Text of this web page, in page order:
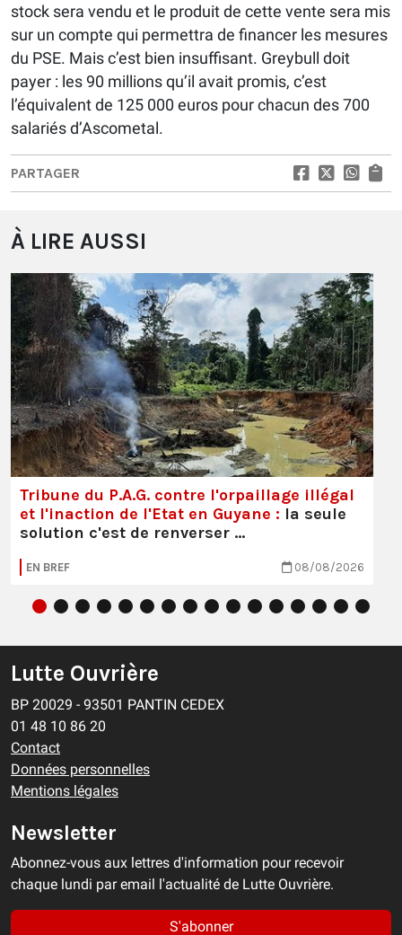
stock sera vendu et le produit de cette vente sera mis
sur un compte qui permettra de financer les mesures
du PSE. Mais c’est bien insuffisant. Greybull doit
payer : les 90 millions qu’il avait promis, c’est
l’équivalent de 125 000 euros pour chacun des 700
salariés d’Ascometal.
PARTAGER
À LIRE AUSSI
Tribune du P.A.G. contre l'orpaillage illégal
et l'inaction de l'Etat en Guyane : la seule
solution c'est de renverser …
EN BREF 08/08/2026
Lutte Ouvrière
BP 20029 - 93501 PANTIN CEDEX
01 48 10 86 20
Contact
Données personnelles
Mentions légales
Newsletter
Abonnez-vous aux lettres d'information pour recevoir
chaque lundi par email l'actualité de Lutte Ouvrière.
S'abonner